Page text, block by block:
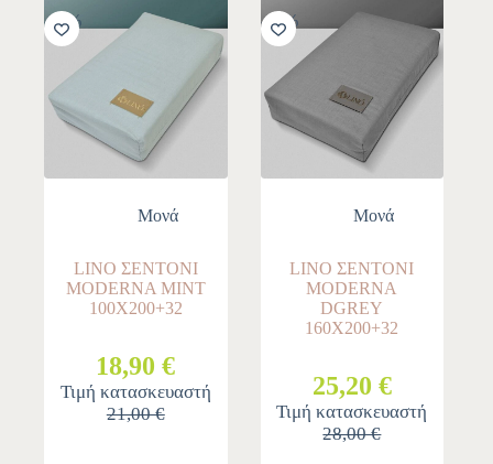
-10%
Μονά
LINO ΣΕΝΤONI
MODERNA MINT
100X200+32
18,90 €
Τιμή κατασκευαστή
21,00 €
-10%
Μονά
LINO ΣΕΝΤONI
MODERNA
DGREY
160X200+32
25,20 €
Τιμή κατασκευαστή
28,00 €